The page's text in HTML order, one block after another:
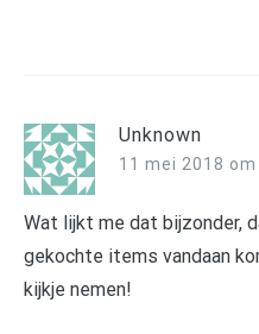
Unknown
11 mei 2018
Wat lijkt me dat bijzonder,
gekochte items vandaan
kijkje nemen!